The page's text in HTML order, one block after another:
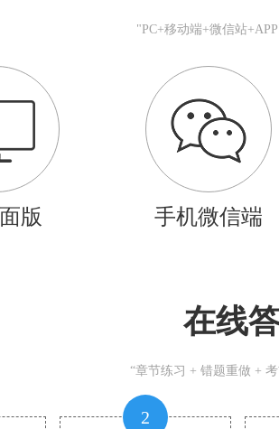
"PC+移动端+微信站
版 手机微信端
在线
“章节练习 + 错题重做 +
2